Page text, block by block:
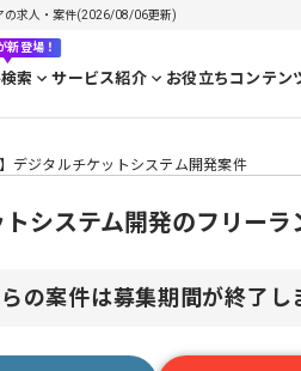
の求人・案件(2026/08/06更新)
新登場！
索 サービス紹介 お役立ちコンテン
デジタルチケットシステム開発案件
システム開発のフリー
の案件は募集期間が終了し